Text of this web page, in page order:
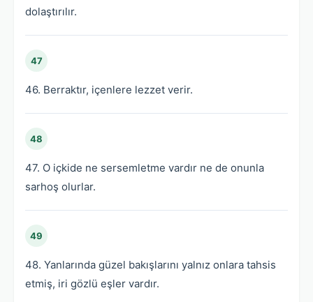
dolaştırılır.
47
46. Berraktır, içenlere lezzet verir.
48
47. O içkide ne sersemletme vardır ne de onunla
sarhoş olurlar.
49
48. Yanlarında güzel bakışlarını yalnız onlara tahsis
etmiş, iri gözlü eşler vardır.